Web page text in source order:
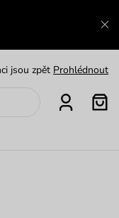
jsou zpět Prohlédnout
Nech se inspirovat Ukázat